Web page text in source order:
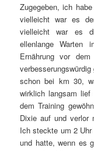
Zugegeben, ich
vielleicht war es
vielleicht war es
ellenlange
Ernährung vor
schon bei km 30,
wirklich langsam
dem Training
Dixie auf und verlor
Ich steckte um 2
und hatte, wenn es